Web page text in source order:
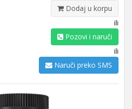
Dodaj u korpu
ili
Pozovi i naruči
ili
Naruči preko SMS